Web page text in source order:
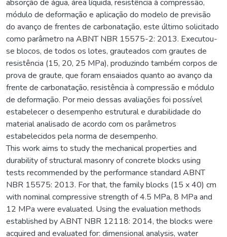
absorção de água, área líquida, resistência à compressão,
módulo de deformação e aplicação do modelo de previsão
do avanço de frentes de carbonatação, este último solicitado
como parâmetro na ABNT NBR 15575-2: 2013. Executou-
se blocos, de todos os lotes, grauteados com grautes de
resistência (15, 20, 25 MPa), produzindo também corpos de
prova de graute, que foram ensaiados quanto ao avanço da
frente de carbonatação, resistência à compressão e módulo
de deformação. Por meio dessas avaliações foi possível
estabelecer o desempenho estrutural e durabilidade do
material analisado de acordo com os parâmetros
estabelecidos pela norma de desempenho.
This work aims to study the mechanical properties and
durability of structural masonry of concrete blocks using
tests recommended by the performance standard ABNT
NBR 15575: 2013. For that, the family blocks (15 x 40) cm
with nominal compressive strength of 4.5 MPa, 8 MPa and
12 MPa were evaluated. Using the evaluation methods
established by ABNT NBR 12118: 2014, the blocks were
acquired and evaluated for: dimensional analysis, water